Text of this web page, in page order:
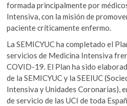
formada principalmente por
Intensiva, con la misión de
paciente críticamente enfermo.
La SEMICYUC ha completado el
servicios de Medicina Intensiva
COVID-19. El Plan ha sido
de la SEMICYUC y la SEEIUC
Intensiva y Unidades Coronarias),
de servicio de las UCI de toda